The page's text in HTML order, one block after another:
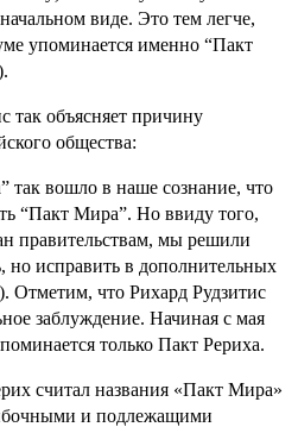
виде. Это тем легче,
упоминается именно “Пакт
так объясняет причину
общества:
так вошло в наше сознание, что
“Пакт Мира”. Но ввиду того,
правительствам, мы решили
но исправить в дополнительных
Отметим, что Рихард Рудзитис
заблуждение. Начиная с мая
только Пакт Рериха.
считал названия «Пакт Мира»
и подлежащими